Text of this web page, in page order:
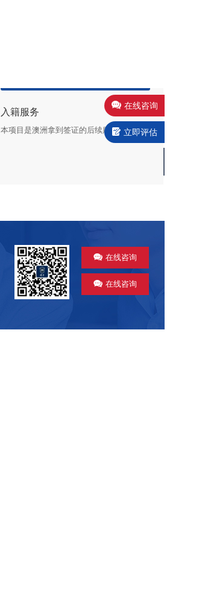
在线咨询
立即评估
入籍服务
本项目是澳洲拿到签证的后续服务。
在线咨询
在线咨询